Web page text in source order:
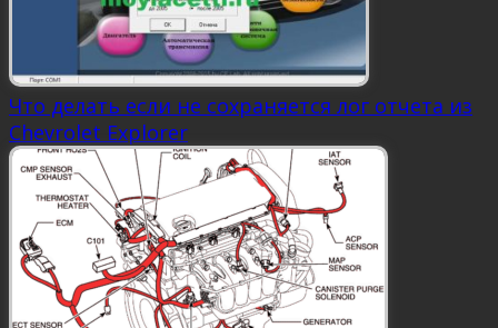
Что делать если не сохраняется лог отчета из
Chevrolet Explorer